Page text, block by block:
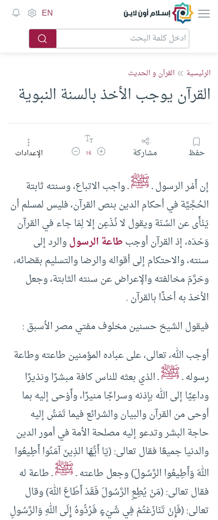
إسلام أون لاين EN
الرئيسية القرآن و الحديث
القرآن يوجب الأخذ بالسنة النبوية
حفظ مشاركة زيادة حجم الخط
16 تقليل حجم الخطالإعدادات
إن أَمْر الرسول ـﷺـ واجب الاتباع، وسنته ثابتة
الحُجِّيَّة في أحكام الدين بنص القرآن، فليس لمسلم أن
يَنْأَى عن السُنَة ويقول لا نُذْعِن إلا لِمَا جاء في القرآن
وَحْدَه، إذ القرآن أوجبطاعة الرسولوالرد إلى
سنته، والاحتكام إلى أقواله والرضا والتسليم بقضائه،
وحَرَّمَ مخالفته والإعراض عن سنته الثابتة، وجعل
الأخذ به أخذًا بالقرآن .
فيقول الشيخ حسنين مخلوف مفتي مصر الأسبق :
أوجب الله، تعالى، على عباده المؤمنين طاعته وطاعة
رسوله ـﷺـ الذي بعثه للناس كافة مبشرًا ونذيرًا
وداعِيًا إلى الله بإذنه وسراجًا منيرًا، وأَوْحى إليه بما
أوحى من القرآن والبيان والشرائع فيما تَمَسُّ إليه
حاجة البشر وتدعو إليه مصلحة الأمة في أمور الدين
والدنيا جميعًا فقال تعالى: (يَا أَيُّهَا الذِينَ آمَنُوا أَطِيعُوا
اللهَ وَأَطِيعُوا الرَّسُولَ) وجعل طاعته ـﷺـ طاعة له
فقال تعالى: (مَنْ يُطِعِ الرَّسُولَ فَقَدْ أَطَاعَ اللهَ) وقال
تعالى: (فَإِنْ تَنَازَعْتُمْ فِي شَيْءٍ فَرُدُّوهُ إِلَى اللهِ وَالرَّسُولِ